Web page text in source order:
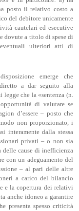
posto il relativo costo a
del debitore unicamente
cautelari ed esecutive
dovute a titolo di spese di
ulteriori atti di
emerge che
a dar seguito alla
che la «sentenza (n.
di valutare se
d’essere – posto che
non proporzionato, i
interamente dalla stessa
privati – o non sia
cause di inefficienza
con un adeguamento del
– al pari delle altre
a carico del bilancio
e la copertura dei relativi
anche idoneo a garantire
presenta spesso criticità